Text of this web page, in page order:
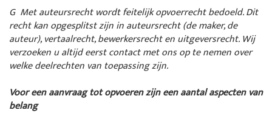
G Met auteursrecht wordt feitelijk opvoerrecht bedoeld. Dit
recht kan opgesplitst zijn in auteursrecht (de maker, de
auteur), vertaalrecht, bewerkersrecht en uitgeversrecht. Wij
verzoeken u altijd eerst contact met ons op te nemen over
welke deelrechten van toepassing zijn.
Voor een aanvraag tot opvoeren zijn een aantal aspecten van
belang